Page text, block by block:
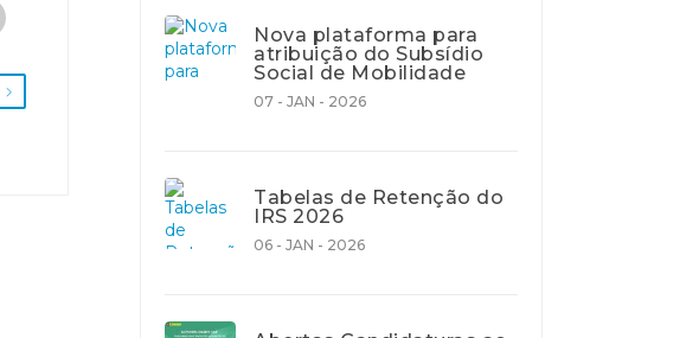
Nova plataforma para
atribuição do Subsídio
Social de Mobilidade
07 - JAN - 2026
Tabelas de Retenção do
IRS 2026
06 - JAN - 2026